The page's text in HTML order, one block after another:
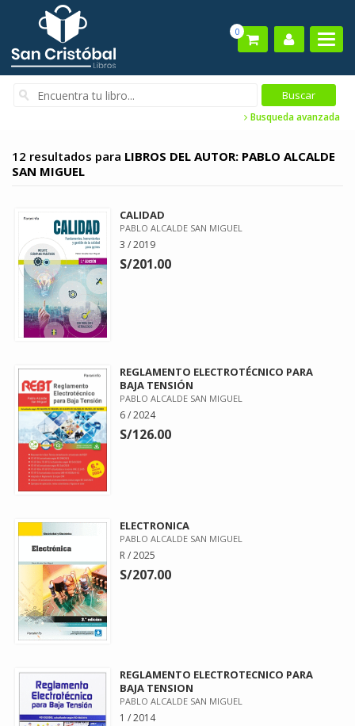
0
Busqueda avanzada
12 resultados para LIBROS DEL AUTOR: PABLO ALCALDE
SAN MIGUEL
CALIDAD
PABLO ALCALDE SAN MIGUEL
3 / 2019
S/201.00
REGLAMENTO ELECTROTÉCNICO PARA
BAJA TENSIÓN
PABLO ALCALDE SAN MIGUEL
6 / 2024
S/126.00
ELECTRONICA
PABLO ALCALDE SAN MIGUEL
R / 2025
S/207.00
REGLAMENTO ELECTROTECNICO PARA
BAJA TENSION
PABLO ALCALDE SAN MIGUEL
1 / 2014